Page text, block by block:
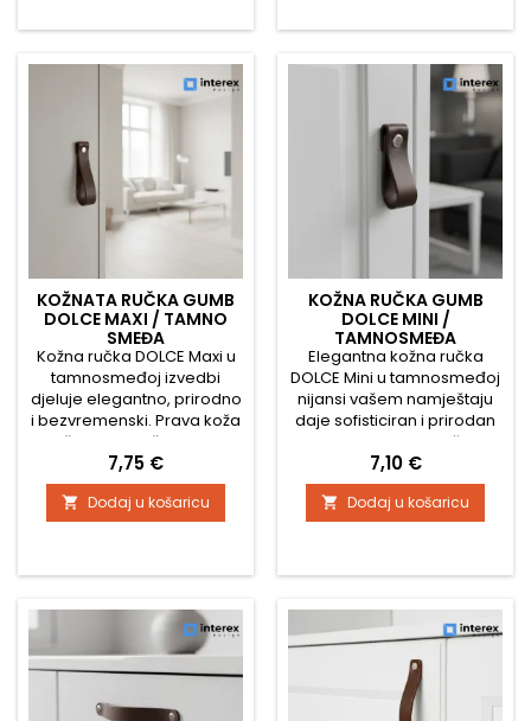
namještaju. Izvrsno se
interijere, minimalističke
kuhinje ili elegantne
komode. Tehnički podaci...
garderobere ili komode.
fleksibilna i djeluje
ekskluzivno u svakom
interijeru. Tehničke
karakteristike...
KOŽNATA RUČKA GUMB
DOLCE MAXI / TAMNO
SMEĐA
Kožna ručka DOLCE Maxi u
tamnosmeđoj izvedbi
djeluje elegantno, prirodno
i bezvremenski. Prava koža
vašem namještaju daje
luksuzan, topao naglasak,
a zahvaljujući većoj duljini
ručka je izražajnija, što je
čini idealnim izborom za
ladice. Tamnosmeđa
s drvom, prirodnim
materijalima i modernim...
Cijena
7,75 €
 Dodaj u košaricu
KOŽNA RUČKA GUMB
DOLCE MINI /
TAMNOSMEĐA
Elegantna kožna ručka
DOLCE Mini u tamnosmeđoj
nijansi vašem namještaju
daje sofisticiran i prirodan
izgled. Prirodna koža s
nježnom teksturom izgleda
luksuzno, uz zadržavanje
minimalističkog i
bezvremenskog dizajna.
moderne, prirodne i
Tehničke karakteristike:
Širina: 20 mm Visina
(ukupna duljina ručke): 65...
Cijena
7,10 €
 Dodaj u košaricu